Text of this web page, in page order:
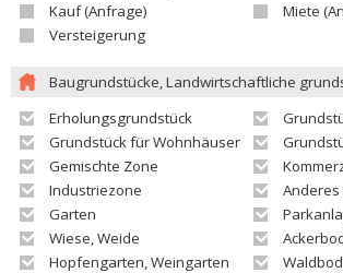
Kauf (Anfrage)
Miete
Versteigerung
Baugrundstücke, Landwirtschaftliche
Erholungsgrundstück
Grundstück für Wohnhäuser
Grundstück
Gemischte Zone
Industriezone
Garten
Wiese, Weide
Hopfengarten, Weingarten